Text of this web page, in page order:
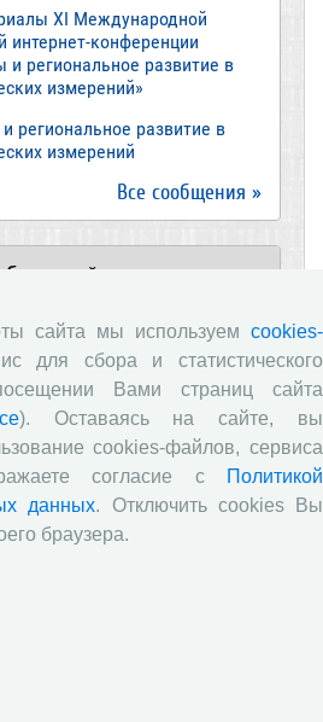
XI Международной
интернет-конференции
региональное развитие в
измерений»
региональное развитие в
измерений
Все сообщения »
«Вологодчина
промышленного
«Красный север», № 74, 11
А.И. Поваровой: обзор
денег», газета «Известия»,
статьи «Повышение
«Экономическая
сайта мы используем cookies-
для сбора и статистического
Вами страниц сайта
). Оставаясь на сайте, вы
cookies-файлов, сервиса
согласие с
Политикой
данных. Отключить cookies Вы
браузера.